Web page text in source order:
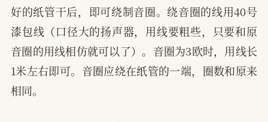
好的纸管干后，即可绕制音圈。绕音圈的线用40号
漆包线（口径大的扬声器，用线要粗些，只要和原
音圈的用线相仿就可以了）。音圈为3欧时，用线长
1米左右即可。音圈应绕在纸管的一端，圈数和原来
相同。